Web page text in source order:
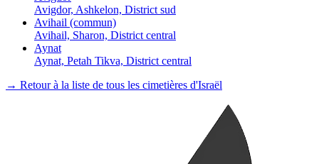
Avigdor, Ashkelon, District sud
Avihail (commun)
Avihail, Sharon, District central
Aynat
Aynat, Petah Tikva, District central
→ Retour à la liste de tous les cimetières d'Israël